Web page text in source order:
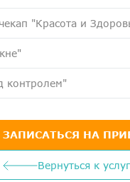
"Красота и
контролем"
Вернуться к
ЗАПИСАТЬСЯ НА